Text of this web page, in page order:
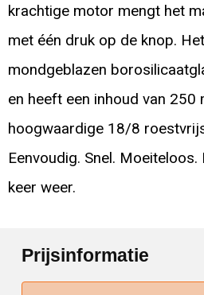
krachtige motor mengt het
met één druk op de knop.
mondgeblazen
en heeft een inhoud van 250
hoogwaardige 18/8
Eenvoudig. Snel.
keer weer.
Prijsinformatie